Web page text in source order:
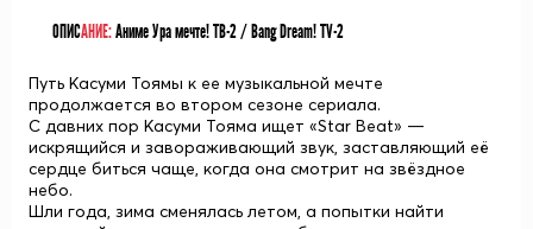
ОПИСАНИЕ:Аниме Ура мечте! ТВ-2 / Bang Dream! TV-2
Путь Касуми Тоямы к ее музыкальной мечте
продолжается во втором сезоне сериала.
С давних пор Касуми Тояма ищет «Star Beat» —
искрящийся и завораживающий звук, заставляющий её
сердце биться чаще, когда она смотрит на звёздное
небо.
Шли года, зима сменялась летом, а попытки найти